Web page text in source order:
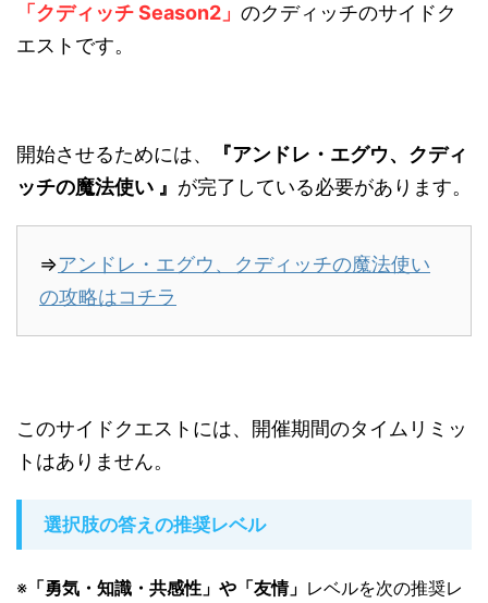
「クディッチ Season2」 のクディッチのサイドク
エストです。
開始させるためには、
『アンドレ・エグウ、クディ
ッチの魔法使い 』 が完了している必要があります。
⇒アンドレ・エグウ、クディッチの魔法使い
の攻略はコチラ
このサイドクエストには、開催期間のタイムリミッ
トはありません。
選択肢の答えの推奨レベル
※ 「勇気・知識・共感性」や「友情」 レベルを次の推奨レ